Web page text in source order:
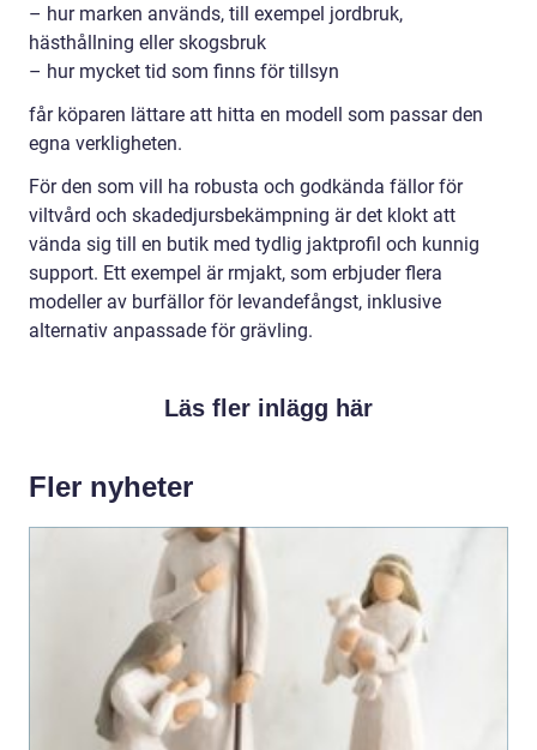
– hur marken används, till exempel jordbruk,
hästhållning eller skogsbruk
– hur mycket tid som finns för tillsyn
får köparen lättare att hitta en modell som passar den
egna verkligheten.
För den som vill ha robusta och godkända fällor för
viltvård och skadedjursbekämpning är det klokt att
vända sig till en butik med tydlig jaktprofil och kunnig
support. Ett exempel är rmjakt, som erbjuder flera
modeller av burfällor för levandefångst, inklusive
alternativ anpassade för grävling.
Läs fler inlägg här
Fler nyheter